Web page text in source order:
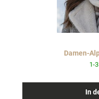
Damen-
1-
In